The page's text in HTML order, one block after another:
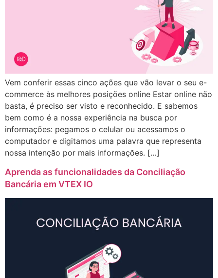
Vem conferir essas cinco ações que vão levar o seu e-
commerce às melhores posições online Estar online não
basta, é preciso ser visto e reconhecido. E sabemos
bem como é a nossa experiência na busca por
informações: pegamos o celular ou acessamos o
computador e digitamos uma palavra que representa
nossa intenção por mais informações. […]
Aprenda as funcionalidades da Conciliação
Bancária em VTEX IO